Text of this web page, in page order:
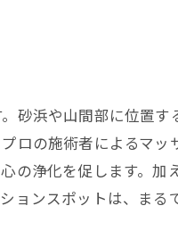
砂浜や山間部に位置す
ロの施術者によるマッ
の浄化を促します。加
ョンスポットは、まる